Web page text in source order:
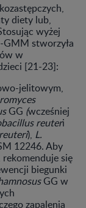
diety lub,
wyżej
GMM stworzyła
w
[21-23]:
jelitowym,
GG (wcześniej
reuteri
), L.
12246. Aby
się
biegunki
GG w
zapalenia